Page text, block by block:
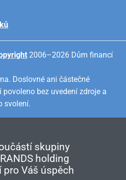
2006–2026 Dům financí
Doslovné ani částečné
bez uvedení zdroje a
svolení.
skupiny
holding
pro Váš úspěch